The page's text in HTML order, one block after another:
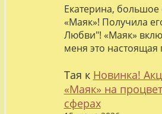
Екатерина,
«Маяк»! Получила
Любви"! «Маяк»
меня это настоящая
Тая к Новинка!
«Маяк» на
сферах